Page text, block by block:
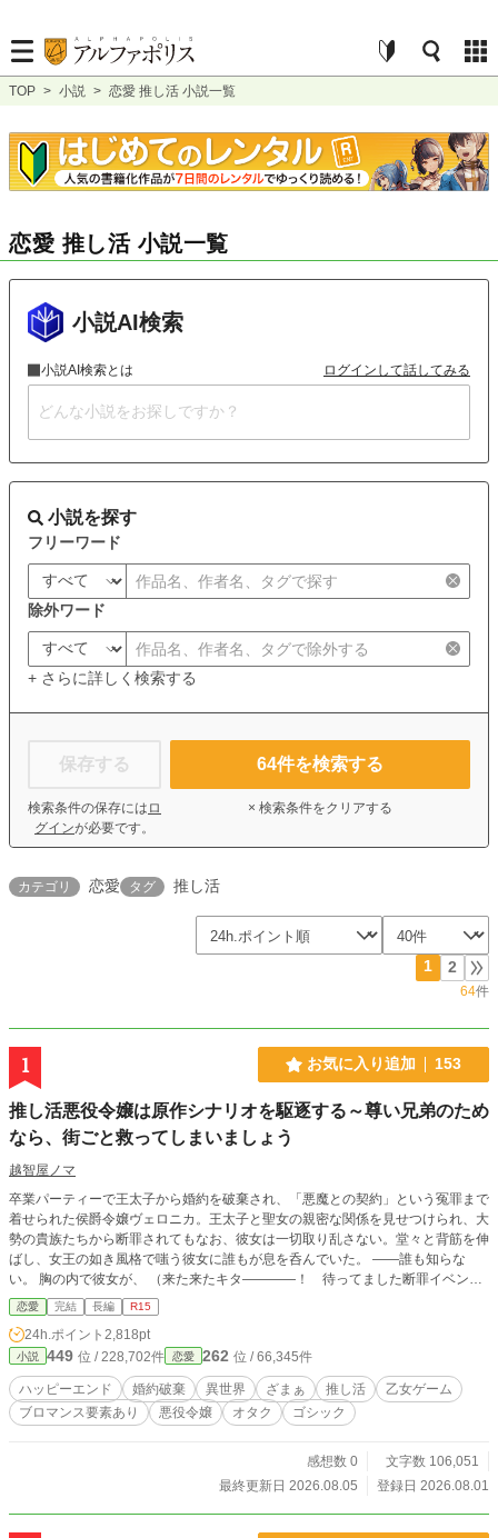
TOP > 小説 > 恋愛 推し活 小説一覧
恋愛 推し活 小説一覧
小説AI検索
小説AI検索とは ログインして話してみる
小説を探す
フリーワード
除外ワード
+ さらに詳しく検索する
保存する
検索条件の保存には ロ
グインが必要です。
64件を検索する
× 検索条件をクリアする
カテゴリ 恋愛 タグ 推し活
1 2
64件
1 お気に入り追加 153
推し活悪役令嬢は原作シナリオを駆逐する～尊い兄弟のため
なら、街ごと救ってしまいましょう
越智屋ノマ
卒業パーティーで王太子から婚約を破棄され、「悪魔との契約」という冤罪まで
着せられた侯爵令嬢ヴェロニカ。王太子と聖女の親密な関係を見せつけられ、大
勢の貴族たちから断罪されてもなお、彼女は一切取り乱さない。堂々と背筋を伸
ばし、女王の如き風格で嗤う彼女に誰もが息を呑んでいた。 ――誰も知らな
い。 胸の内で彼女が、 （来た来たキタ――――！ 待ってました断罪イベント
ぉお！ 多対一の断罪シチュで悪女の笑みとか尊み限界突破で全オレが泣いたぁ
――！！） などと歓喜し、脳汁を噴き散らかしていたことなど。 前世は平凡な
日本人。 空気を読んで生きるあまり、あわれな社畜で終わってしまった。でも
本当は、悪役キャラをこよなく愛する「隠れオタク」だったのだ。 そして今世
は、憧れの悪役令嬢！ 目指すはもちろん追放ENDだ。推し兄弟が支配する
「罪人の街」に行くために、冤罪も断罪もむしろ大歓迎だった。 しかし推しを
陰から愛でるだけのはずが、悪魔や陰謀、王国を揺るがす騒動にまで巻き込まれ
われ上等・推し活最優先の悪役令嬢が、罪人の街で無双する勘違いコメディ、開
恋愛 完結 長編 R15
24h.ポイント 2,818pt
小説 449 位 / 228,702件 恋愛 262 位 / 66,345件
ハッピーエンド 婚約破棄 異世界 ざまぁ 推し活
乙女ゲーム
ブロマンス要素あり
悪役令嬢 オタク ゴシック
感想数 0
文字数 106,051
最終更新日 2026.08.05
登録日 2026.08.01